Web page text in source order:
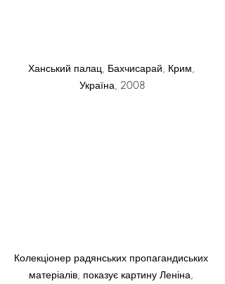
Ханський палац, Бахчисарай, Крим,
Україна, 2008
Колекціонер радянських пропагандиських
матеріалів, показує картину Леніна,